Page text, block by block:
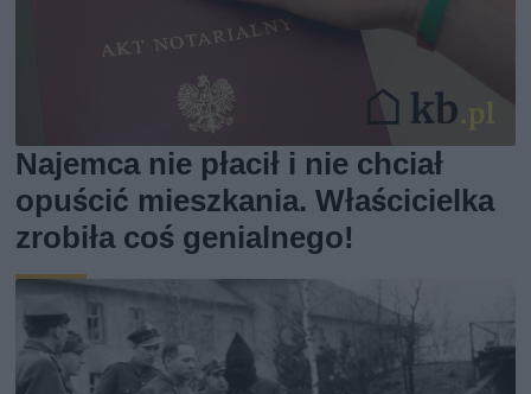
Najemca nie płacił i nie chciał
opuścić mieszkania. Właścicielka
zrobiła coś genialnego!